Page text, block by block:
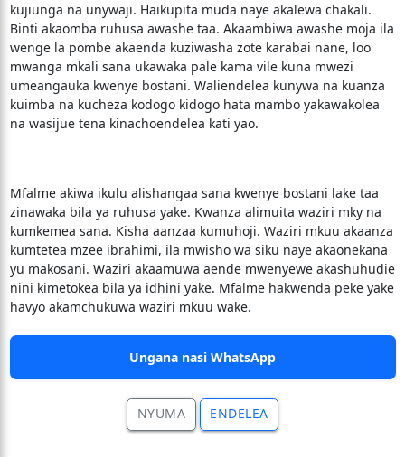
kujiunga na unywaji. Haikupita muda naye akalewa chakali.
Binti akaomba ruhusa awashe taa. Akaambiwa awashe moja ila
wenge la pombe akaenda kuziwasha zote karabai nane, loo
mwanga mkali sana ukawaka pale kama vile kuna mwezi
umeangauka kwenye bostani. Waliendelea kunywa na kuanza
kuimba na kucheza kodogo kidogo hata mambo yakawakolea
na wasijue tena kinachoendelea kati yao.
Mfalme akiwa ikulu alishangaa sana kwenye bostani lake taa
zinawaka bila ya ruhusa yake. Kwanza alimuita waziri mky na
kumkemea sana. Kisha aanzaa kumuhoji. Waziri mkuu akaanza
kumtetea mzee ibrahimi, ila mwisho wa siku naye akaonekana
yu makosani. Waziri akaamuwa aende mwenyewe akashuhudie
nini kimetokea bila ya idhini yake. Mfalme hakwenda peke yake
havyo akamchukuwa waziri mkuu wake.
Ungana nasi WhatsApp
NYUMA ENDELEA